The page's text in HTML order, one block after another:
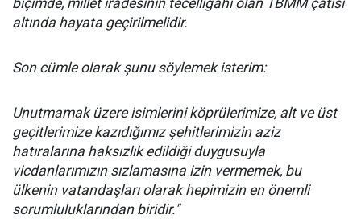
biçimde, millet iradesinin tecelligâhı olan TBMM çatısı
altında hayata geçirilmelidir.
Son cümle olarak şunu söylemek isterim:
Unutmamak üzere isimlerini köprülerimize, alt ve üst
geçitlerimize kazıdığımız şehitlerimizin aziz
hatıralarına haksızlık edildiği duygusuyla
vicdanlarımızın sızlamasına izin vermemek, bu
ülkenin vatandaşları olarak hepimizin en önemli
sorumluluklarından biridir."